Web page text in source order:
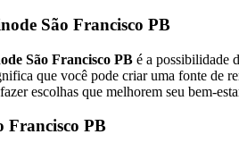
São Francisco PB
São Francisco PB é a possibilidade
que você pode criar uma fonte
escolhas que melhorem seu bem-
Francisco PB